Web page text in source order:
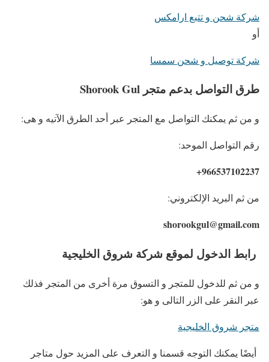
شركة شحن و تتبع ارامكس
أو
شركة توصيل و شحن سمسا
طرق التواصل بدعم متجر Shorook Gul
و من ثم يمكنك التواصل مع المتجر عبر أحد الطرق الآتيه و هى:
رقم التواصل الموحد:
966537102237+
من ثم البريد الإلكتروني:
shorookgul@gmail.com
رابط الدخول لموقع شركة شروق الخليجية
و من ثم للدخول للمتجر و التسوق مرة أخرى من المتجر فذلك
عبر النقر على الزر التالى و هو:
متجر شروق الخليجية
أيضًا يمكنك التوجه قسمنا و التعرف على المزيد حول متاجر